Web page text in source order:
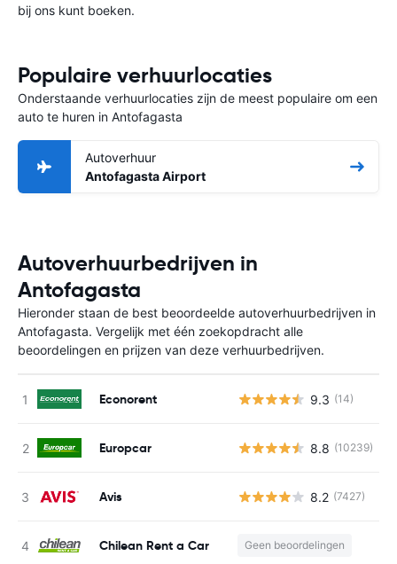
bij ons kunt boeken.
Populaire verhuurlocaties
Onderstaande verhuurlocaties zijn de meest populaire om een
auto te huren in Antofagasta
Autoverhuur
Antofagasta Airport
Autoverhuurbedrijven in
Antofagasta
Hieronder staan de best beoordeelde autoverhuurbedrijven in
Antofagasta. Vergelijk met één zoekopdracht alle
beoordelingen en prijzen van deze verhuurbedrijven.
Econorent 9.3 (14)
Europcar 8.8 (10239)
Avis 8.2 (7427)
Chilean Rent a Car Geen beoordelingen